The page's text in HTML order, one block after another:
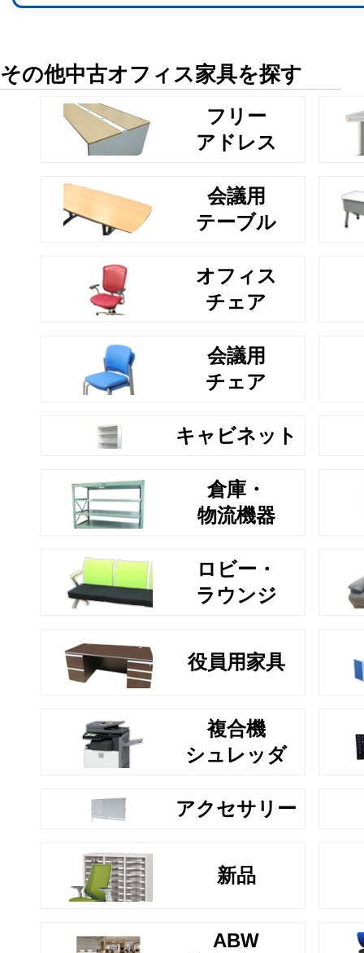
その他中古オフィス家具を探す
フリー
アドレス
会議用
テーブル
オフィス
チェア
会議用
チェア
キャビネット
倉庫・
物流機器
ロビー・
ラウンジ
役員用家具
複合機
シュレッダ
アクセサリー
新品
ABW